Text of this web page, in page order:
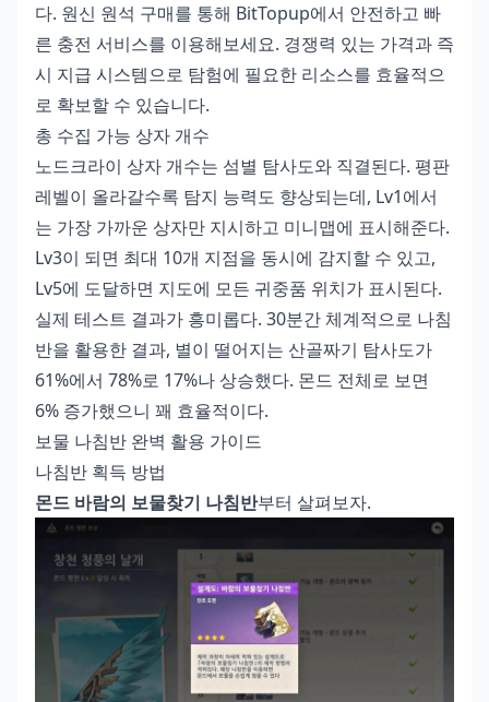
다. 원신 원석 구매를 통해 BitTopup에서 안전하고 빠
른 충전 서비스를 이용해보세요. 경쟁력 있는 가격과 즉
시 지급 시스템으로 탐험에 필요한 리소스를 효율적으
로 확보할 수 있습니다.
총 수집 가능 상자 개수
노드크라이 상자 개수는 섬별 탐사도와 직결된다. 평판
레벨이 올라갈수록 탐지 능력도 향상되는데, Lv1에서
는 가장 가까운 상자만 지시하고 미니맵에 표시해준다.
Lv3이 되면 최대 10개 지점을 동시에 감지할 수 있고,
Lv5에 도달하면 지도에 모든 귀중품 위치가 표시된다.
실제 테스트 결과가 흥미롭다. 30분간 체계적으로 나침
반을 활용한 결과, 별이 떨어지는 산골짜기 탐사도가
61%에서 78%로 17%나 상승했다. 몬드 전체로 보면
6% 증가했으니 꽤 효율적이다.
보물 나침반 완벽 활용 가이드
나침반 획득 방법
몬드 바람의 보물찾기 나침반부터 살펴보자.